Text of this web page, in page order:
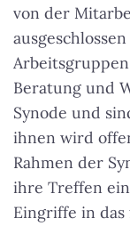
von der
Beratung und
Synode und
ihnen wird
Rahmen der
ihre Treffen
Eingriffe in